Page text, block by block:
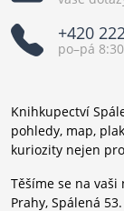
+420
po–pá
Knihkupectví
pohledy, map,
kuriozity nejen
Těšíme se na
Prahy, Spálená 53.